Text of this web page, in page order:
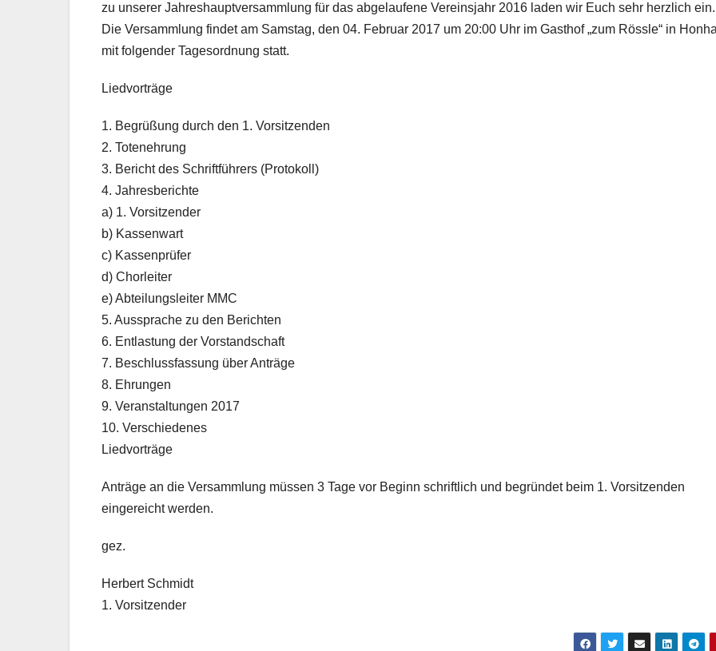
zu unserer Jahreshauptversammlung für das abgelaufene Vereinsjahr 2016 laden wir Euch sehr herzlich ein.
Die Versammlung findet am Samstag, den 04. Februar 2017 um 20:00 Uhr im Gasthof „zum Rössle“ in
mit folgender Tagesordnung statt.
Liedvorträge
1. Begrüßung durch den 1. Vorsitzenden
2. Totenehrung
3. Bericht des Schriftführers (Protokoll)
4. Jahresberichte
a) 1. Vorsitzender
b) Kassenwart
c) Kassenprüfer
d) Chorleiter
e) Abteilungsleiter MMC
5. Aussprache zu den Berichten
6. Entlastung der Vorstandschaft
7. Beschlussfassung über Anträge
8. Ehrungen
9. Veranstaltungen 2017
10. Verschiedenes
Liedvorträge
Anträge an die Versammlung müssen 3 Tage vor Beginn schriftlich und begründet beim 1. Vorsitzenden
eingereicht werden.
gez.
Herbert Schmidt
1. Vorsitzender